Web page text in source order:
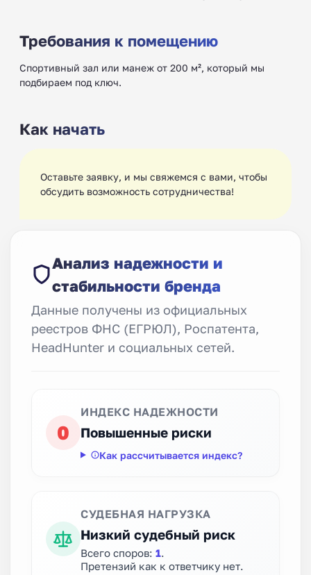
Требования к помещению
Спортивный зал или манеж от 200 м², который мы
подбираем под ключ.
Как начать
Оставьте заявку, и мы свяжемся с вами, чтобы
обсудить возможность сотрудничества!
Анализ надежности и
стабильности бренда
Данные получены из официальных
реестров ФНС (ЕГРЮЛ), Роспатента,
HeadHunter и социальных сетей.
0
ИНДЕКС НАДЕЖНОСТИ
Повышенные риски
Как рассчитывается индекс?
СУДЕБНАЯ НАГРУЗКА
Низкий судебный риск
Всего споров: 1
Претензий как к ответчику нет.